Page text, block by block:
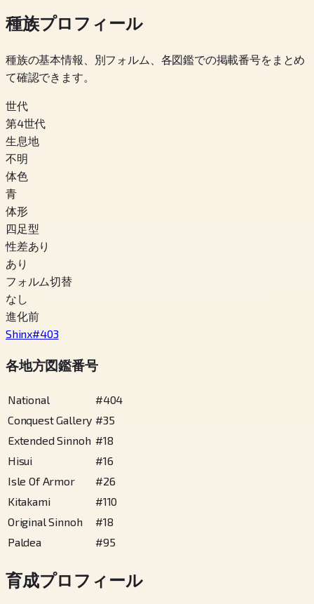
種族プロフィール
種族の基本情報、別フォルム、各図鑑での掲載番号をまとめ
て確認できます。
世代
第4世代
生息地
不明
体色
青
体形
四足型
性差あり
あり
フォルム切替
なし
進化前
Shinx#403
各地方図鑑番号
National #404
Conquest Gallery #35
Extended Sinnoh #18
Hisui
#16
Isle Of Armor
#26
Kitakami
#110
Original Sinnoh
#18
Paldea
#95
育成プロフィール